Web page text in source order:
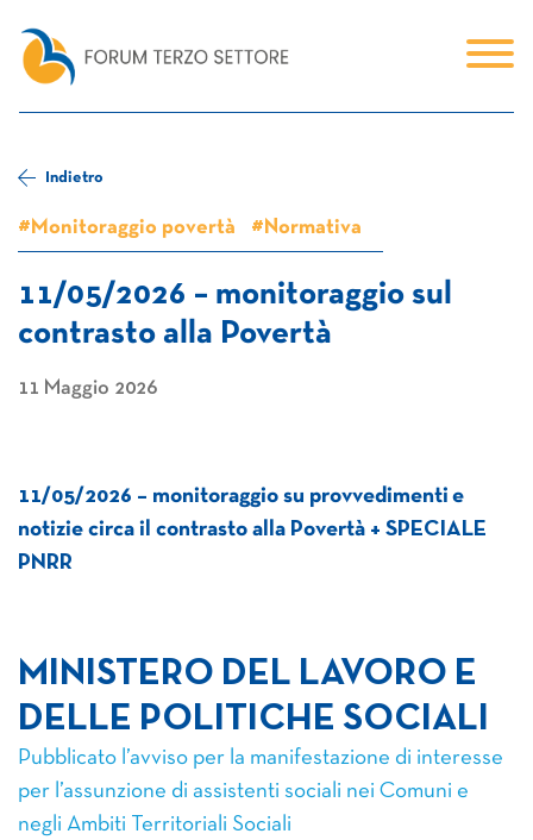
Indietro
#Monitoraggio povertà #Normativa
11/05/2026 – monitoraggio sul
contrasto alla Povertà
11 Maggio 2026
11/05/2026 – monitoraggio su provvedimenti e
notizie circa il contrasto alla Povertà + SPECIALE
PNRR
MINISTERO DEL LAVORO E
DELLE POLITICHE SOCIALI
Pubblicato l’avviso per la manifestazione di interesse
per l’assunzione di assistenti sociali nei Comuni e
negli Ambiti Territoriali Sociali